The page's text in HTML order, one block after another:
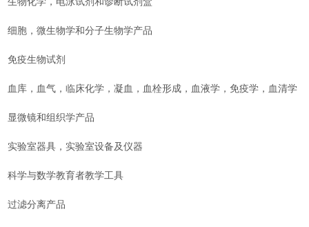
细胞，微生物学和分子生物学产品
免疫生物试剂
血库，血气，临床化学，凝血，血栓形成，血液学，免疫学，血清学
显微镜和组织学产品
实验室器具，实验室设备及仪器
科学与数学教育者教学工具
过滤分离产品